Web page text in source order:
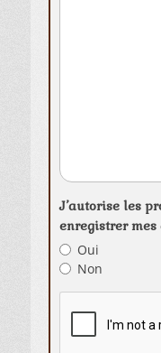
J’autorise les
enregistrer mes
Oui
Non